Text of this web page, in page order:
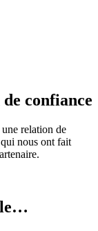
confiance
relation de
nous ont fait